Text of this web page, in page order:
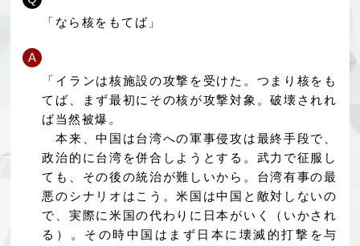
「なら核をもてば」
A
「イランは核施設の攻撃を受けた。つまり核をも
てば、まず最初にその核が攻撃対象。破壊されれ
ば当然被爆。
本来、中国は台湾への軍事侵攻は最終手段で、
政治的に台湾を併合しようとする。武力で征服し
ても、その後の統治が難しいから。台湾有事の最
悪のシナリオはこう。米国は中国と敵対しないの
で、実際に米国の代わりに日本がいく（いかされ
る）。その時中国はまず日本に壊滅的打撃を与